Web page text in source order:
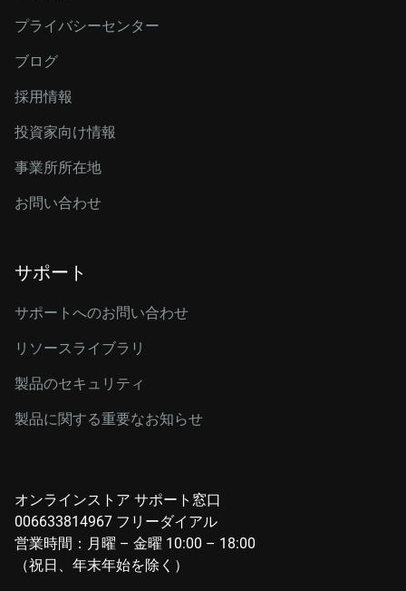
プライバシーセンター
ブログ
採用情報
投資家向け情報
事業所所在地
お問い合わせ
サポート
サポートへのお問い合わせ
リソースライブラリ
製品のセキュリティ
製品に関する重要なお知らせ
オンラインストア サポート窓口
006633814967 フリーダイアル
営業時間：月曜 – 金曜 10:00 – 18:00
（祝日、年末年始を除く）